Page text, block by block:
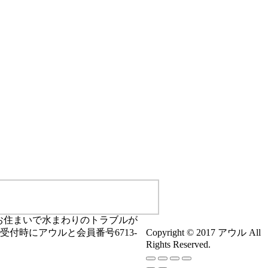
まいで水まわりのトラブルが
付時にアウルと会員番号6713-
Copyright © 2017 アウル All
Rights Reserved.